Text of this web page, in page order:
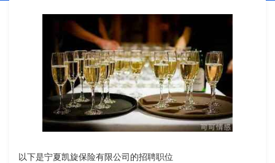
以下是宁夏凯旋保险有限公司的招聘职位